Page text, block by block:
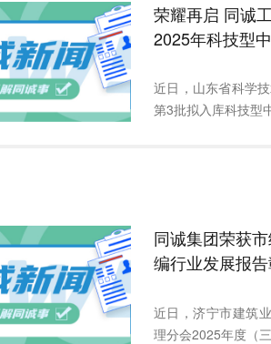
荣耀再启 同诚
2025年科技型
近日，山东省科学
第3批拟入库科技型
同诚集团荣获
编行业发展报
近日，济宁市建筑
理分会2025年度（